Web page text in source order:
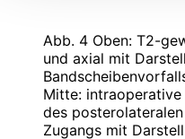
Abb. 4 Oben: T2-
und axial mit
Mitte: intraoperative
des
Zugangs mit